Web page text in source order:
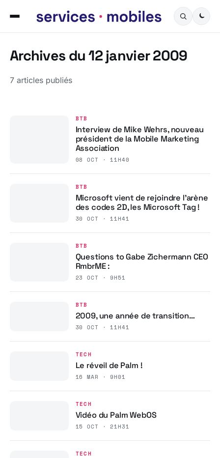
Archives du 12 janvier 2009
7 articles publiés
BTB
Interview de Mike Wehrs, nouveau
président de la Mobile Marketing
Association
08 OCT · 11H40
BTB
Microsoft vient de rejoindre l’arène
des codes 2D, les Microsoft Tag !
30 OCT · 11H41
BTB
Questions to Gabe Zichermann CEO
RmbrME :
23 OCT · 9H51
BTB
2009, une année de transition…
30 OCT · 11H41
TECH
Le réveil de Palm !
16 MAR · 9H01
TECH
Vidéo du Palm WebOS
15 OCT · 21H31
TECH